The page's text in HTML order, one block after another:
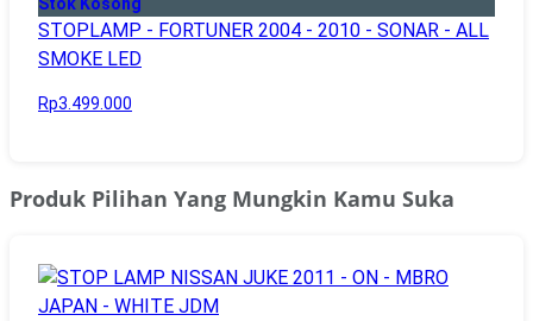
Stok Kosong
STOPLAMP - FORTUNER 2004 - 2010 - SONAR - ALL
SMOKE LED
Rp3.499.000
Produk Pilihan Yang Mungkin Kamu Suka